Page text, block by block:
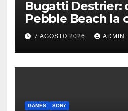
Bugatti Destrier:
Pebble Beach la
derivata dalla
7 AGOSTO 2026 ADMIN
GAMES SONY